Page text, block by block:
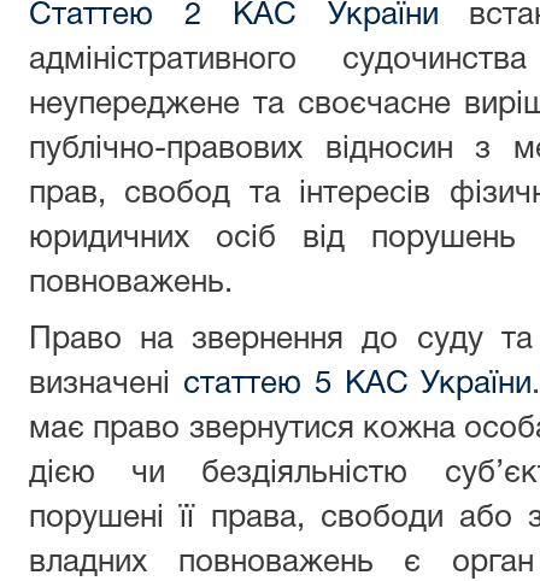
Статтею 2 КАС України
адміністративного
неупереджене та своєчасне
публічно-правових відносин з
прав, свобод та інтересів
юридичних осіб від порушень
повноважень.
Право на звернення до суду
визначені статтею 5 КАС України
має право звернутися кожна
дією чи бездіяльністю
порушені її права, свободи або
владних повноважень є